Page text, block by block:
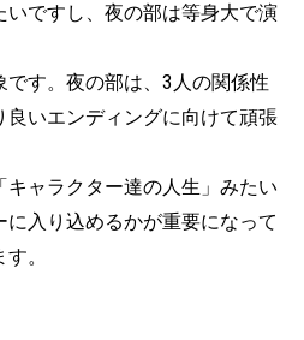
ですし、夜の部は等身大で演
す。夜の部は、3人の関係性
いエンディングに向けて頑張
ャラクター達の人生」みたい
入り込めるかが重要になって
。